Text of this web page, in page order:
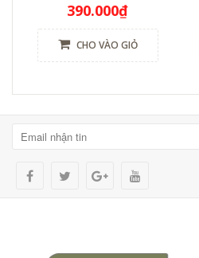
390.000₫
CHO VÀO GIỎ